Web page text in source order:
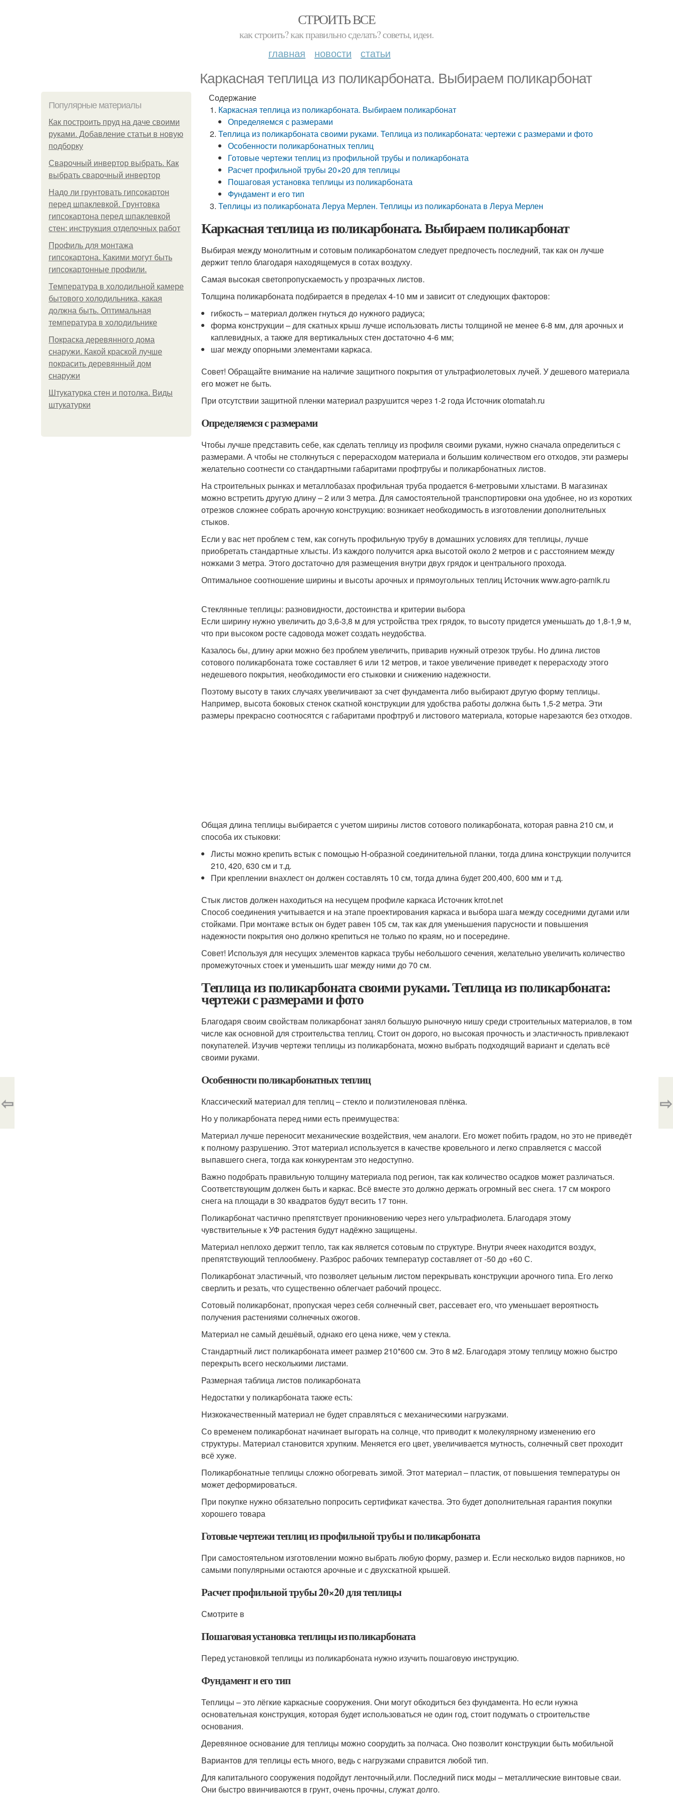
СТРОИТЬ ВСЕ
как строить? как правильно сделать? советы, идеи.
главная новости статьи
Каркасная теплица из поликарбоната. Выбираем поликарбонат
Популярные материалы
Как построить пруд на даче своими
руками. Добавление статьи в новую
подборку
Сварочный инвертор выбрать. Как
выбрать сварочный инвертор
Надо ли грунтовать гипсокартон
перед шпаклевкой. Грунтовка
гипсокартона перед шпаклевкой
стен: инструкция отделочных работ
Профиль для монтажа
гипсокартона. Какими могут быть
гипсокартонные профили.
Температура в холодильной камере
бытового холодильника, какая
должна быть. Оптимальная
температура в холодильнике
Покраска деревянного дома
снаружи. Какой краской лучше
покрасить деревянный дом
снаружи
Штукатурка стен и потолка. Виды
штукатурки
Содержание
Каркасная теплица из поликарбоната. Выбираем поликарбонат
Определяемся с размерами
Теплица из поликарбоната своими руками. Теплица из поликарбоната: чертежи с размерами и фото
Особенности поликарбонатных теплиц
Готовые чертежи теплиц из профильной трубы и поликарбоната
Расчет профильной трубы 20×20 для теплицы
Пошаговая установка теплицы из поликарбоната
Фундамент и его тип
Теплицы из поликарбоната Леруа Мерлен. Теплицы из поликарбоната в Леруа Мерлен
Каркасная теплица из поликарбоната. Выбираем поликарбонат
Выбирая между монолитным и сотовым поликарбонатом следует предпочесть последний, так как он лучше
держит тепло благодаря находящемуся в сотах воздуху.
Самая высокая светопропускаемость у прозрачных листов.
Толщина поликарбоната подбирается в пределах 4-10 мм и зависит от следующих факторов:
гибкость – материал должен гнуться до нужного радиуса;
форма конструкции – для скатных крыш лучше использовать листы толщиной не менее 6-8 мм, для арочных и
каплевидных, а также для вертикальных стен достаточно 4-6 мм;
шаг между опорными элементами каркаса.
Совет! Обращайте внимание на наличие защитного покрытия от ультрафиолетовых лучей. У дешевого материала
его может не быть.
При отсутствии защитной пленки материал разрушится через 1-2 года Источник otomatah.ru
Определяемся с размерами
Чтобы лучше представить себе, как сделать теплицу из профиля своими руками, нужно сначала определиться с
размерами. А чтобы не столкнуться с перерасходом материала и большим количеством его отходов, эти размеры
желательно соотнести со стандартными габаритами профтрубы и поликарбонатных листов.
На строительных рынках и металлобазах профильная труба продается 6-метровыми хлыстами. В магазинах
можно встретить другую длину – 2 или 3 метра. Для самостоятельной транспортировки она удобнее, но из коротких
отрезков сложнее собрать арочную конструкцию: возникает необходимость в изготовлении дополнительных
стыков.
Если у вас нет проблем с тем, как согнуть профильную трубу в домашних условиях для теплицы, лучше
приобретать стандартные хлысты. Из каждого получится арка высотой около 2 метров и с расстоянием между
ножками 3 метра. Этого достаточно для размещения внутри двух грядок и центрального прохода.
Оптимальное соотношение ширины и высоты арочных и прямоугольных теплиц Источник www.agro-parnik.ru
Стеклянные теплицы: разновидности, достоинства и критерии выбора
Если ширину нужно увеличить до 3,6-3,8 м для устройства трех грядок, то высоту придется уменьшать до 1,8-1,9 м,
что при высоком росте садовода может создать неудобства.
Казалось бы, длину арки можно без проблем увеличить, приварив нужный отрезок трубы. Но длина листов
сотового поликарбоната тоже составляет 6 или 12 метров, и такое увеличение приведет к перерасходу этого
недешевого покрытия, необходимости его стыковки и снижению надежности.
Поэтому высоту в таких случаях увеличивают за счет фундамента либо выбирают другую форму теплицы.
Например, высота боковых стенок скатной конструкции для удобства работы должна быть 1,5-2 метра. Эти
размеры прекрасно соотносятся с габаритами профтруб и листового материала, которые нарезаются без отходов.
Общая длина теплицы выбирается с учетом ширины листов сотового поликарбоната, которая равна 210 см, и
способа их стыковки:
Листы можно крепить встык с помощью Н-образной соединительной планки, тогда длина конструкции получится
210, 420, 630 см и т.д.
При креплении внахлест он должен составлять 10 см, тогда длина будет 200,400, 600 мм и т.д.
Стык листов должен находиться на несущем профиле каркаса Источник krrot.net
Способ соединения учитывается и на этапе проектирования каркаса и выбора шага между соседними дугами или
стойками. При монтаже встык он будет равен 105 см, так как для уменьшения парусности и повышения
надежности покрытия оно должно крепиться не только по краям, но и посередине.
Совет! Используя для несущих элементов каркаса трубы небольшого сечения, желательно увеличить количество
промежуточных стоек и уменьшить шаг между ними до 70 см.
Теплица из поликарбоната своими руками. Теплица из поликарбоната:
чертежи с размерами и фото
Благодаря своим свойствам поликарбонат занял большую рыночную нишу среди строительных материалов, в том
числе как основной для строительства теплиц. Стоит он дорого, но высокая прочность и эластичность привлекают
покупателей. Изучив чертежи теплицы из поликарбоната, можно выбрать подходящий вариант и сделать всё
своими руками.
Особенности поликарбонатных теплиц
Классический материал для теплиц – стекло и полиэтиленовая плёнка.
Но у поликарбоната перед ними есть преимущества:
Материал лучше переносит механические воздействия, чем аналоги. Его может побить градом, но это не приведёт
к полному разрушению. Этот материал используется в качестве кровельного и легко справляется с массой
выпавшего снега, тогда как конкурентам это недоступно.
Важно подобрать правильную толщину материала под регион, так как количество осадков может различаться.
Соответствующим должен быть и каркас. Всё вместе это должно держать огромный вес снега. 17 см мокрого
снега на площади в 30 квадратов будут весить 17 тонн.
Поликарбонат частично препятствует проникновению через него ультрафиолета. Благодаря этому
чувствительные к УФ растения будут надёжно защищены.
Материал неплохо держит тепло, так как является сотовым по структуре. Внутри ячеек находится воздух,
препятствующий теплообмену. Разброс рабочих температур составляет от -50 до +60 С.
Поликарбонат эластичный, что позволяет цельным листом перекрывать конструкции арочного типа. Его легко
сверлить и резать, что существенно облегчает рабочий процесс.
Сотовый поликарбонат, пропуская через себя солнечный свет, рассевает его, что уменьшает вероятность
получения растениями солнечных ожогов.
Материал не самый дешёвый, однако его цена ниже, чем у стекла.
Стандартный лист поликарбоната имеет размер 210*600 см. Это 8 м2. Благодаря этому теплицу можно быстро
перекрыть всего несколькими листами.
Размерная таблица листов поликарбоната
Недостатки у поликарбоната также есть:
Низкокачественный материал не будет справляться с механическими нагрузками.
Со временем поликарбонат начинает выгорать на солнце, что приводит к молекулярному изменению его
структуры. Материал становится хрупким. Меняется его цвет, увеличивается мутность, солнечный свет проходит
всё хуже.
Поликарбонатные теплицы сложно обогревать зимой. Этот материал – пластик, от повышения температуры он
может деформироваться.
При покупке нужно обязательно попросить сертификат качества. Это будет дополнительная гарантия покупки
хорошего товара
Готовые чертежи теплиц из профильной трубы и поликарбоната
При самостоятельном изготовлении можно выбрать любую форму, размер и. Если несколько видов парников, но
самыми популярными остаются арочные и с двухскатной крышей.
Расчет профильной трубы 20×20 для теплицы
Смотрите в
Пошаговая установка теплицы из поликарбоната
Перед установкой теплицы из поликарбоната нужно изучить пошаговую инструкцию.
Фундамент и его тип
Теплицы – это лёгкие каркасные сооружения. Они могут обходиться без фундамента. Но если нужна
основательная конструкция, которая будет использоваться не один год, стоит подумать о строительстве
основания.
Деревянное основание для теплицы можно соорудить за полчаса. Оно позволит конструкции быть мобильной
Вариантов для теплицы есть много, ведь с нагрузками справится любой тип.
Для капитального сооружения подойдут ленточный,или. Последний писк моды – металлические винтовые сваи.
Они быстро ввинчиваются в грунт, очень прочны, служат долго.
⇦ ⇨